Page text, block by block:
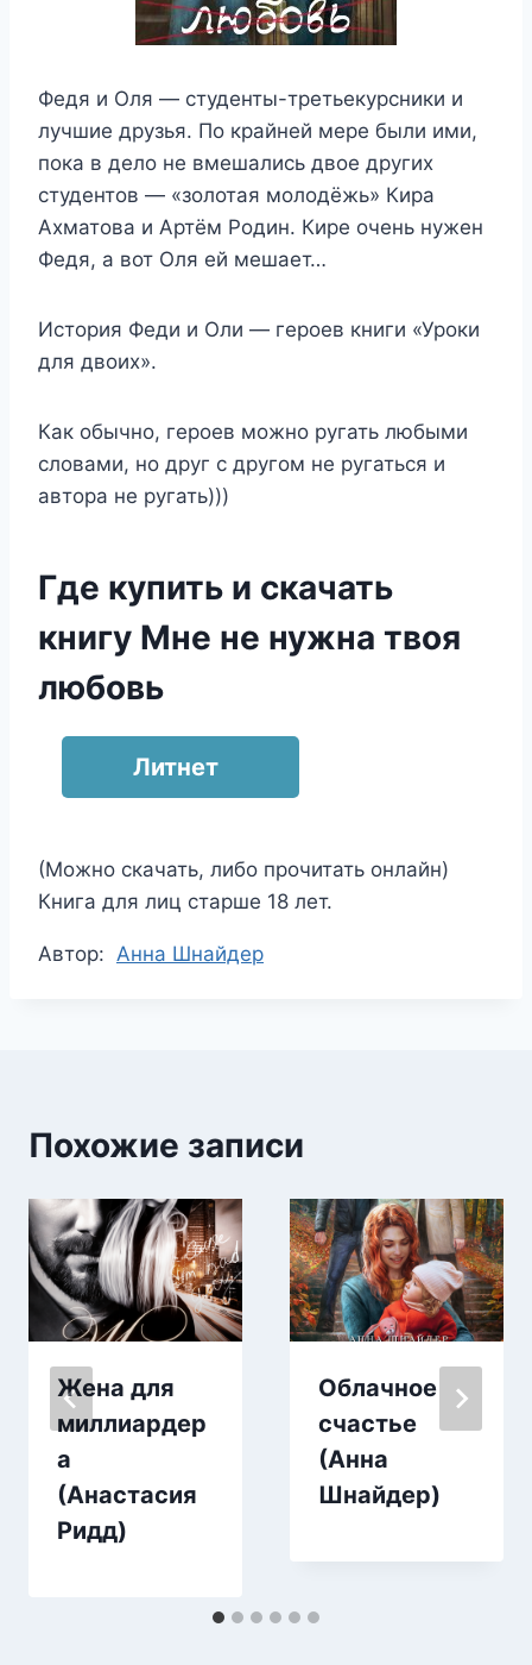
Федя и Оля — студенты-третьекурсники и
лучшие друзья. По крайней мере были ими,
пока в дело не вмешались двое других
студентов — «золотая молодёжь» Кира
Ахматова и Артём Родин. Кире очень нужен
Федя, а вот Оля ей мешает…
История Феди и Оли — героев книги «Уроки
для двоих».
Как обычно, героев можно ругать любыми
словами, но друг с другом не ругаться и
автора не ругать)))
Где купить и скачать
книгу Мне не нужна твоя
любовь
Литнет
(Можно скачать, либо прочитать онлайн)
Книга для лиц старше 18 лет.
Метки
Автор: Анна Шнайдер
Похожие записи
Жена для
миллиардер
а
(Анастасия
Ридд)
Облачное
счастье
(Анна
Шнайдер)